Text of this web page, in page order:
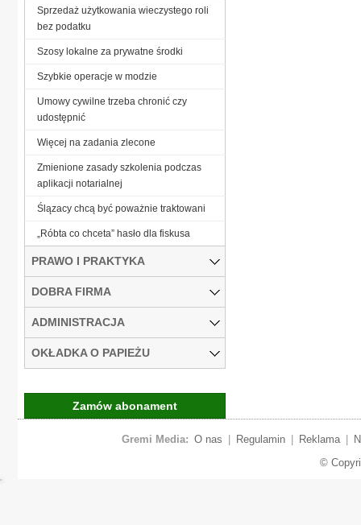
Sprzedaż użytkowania wieczystego roli
bez podatku
Szosy lokalne za prywatne środki
Szybkie operacje w modzie
Umowy cywilne trzeba chronić czy
udostępnić
Więcej na zadania zlecone
Zmienione zasady szkolenia podczas
aplikacji notarialnej
Ślązacy chcą być poważnie traktowani
„Róbta co chceta” hasło dla fiskusa
PRAWO I PRAKTYKA
DOBRA FIRMA
ADMINISTRACJA
OKŁADKA O PAPIEŻU
Zamów abonament
Gremi Media: O nas Regulamin Reklama
©